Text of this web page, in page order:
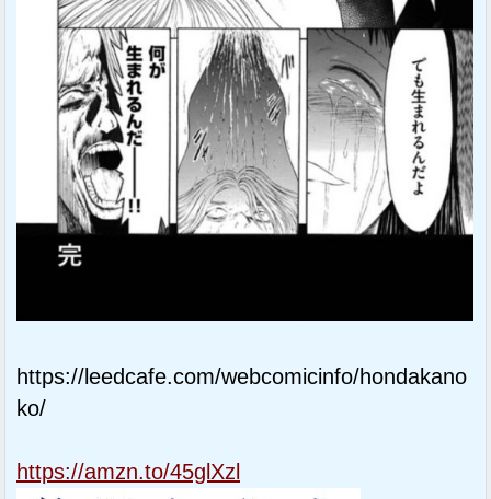
https://leedcafe.com/webcomicinfo/hondakano
ko/
https://amzn.to/45glXzl
Sponsored Link